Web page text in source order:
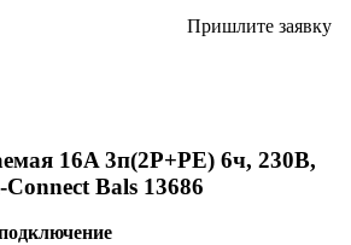
Пришлите заявку
16A 3п(2P+PE) 6ч, 230В,
Bals 13686